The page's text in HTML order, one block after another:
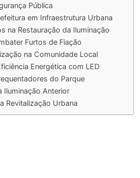
Pública
em Infraestrutura Urbana
na Restauração da Iluminação
Furtos de Fiação
na Comunidade Local
Energética com LED
do Parque
Iluminação Anterior
Revitalização Urbana